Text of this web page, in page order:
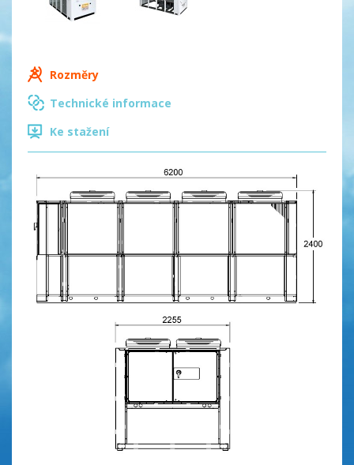
Rozměry
Technické informace
Ke stažení